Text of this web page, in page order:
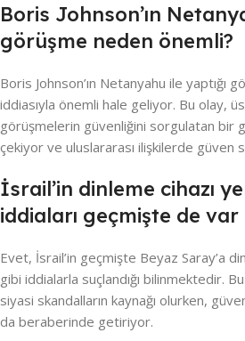
Boris Johnson’ın
görüşme neden önemli?
Boris Johnson’ın Netanyahu ile yaptığı
iddiasıyla önemli hale geliyor. Bu olay,
görüşmelerin güvenliğini sorgulatan bir
çekiyor ve uluslararası ilişkilerde güven
İsrail’in dinleme cihazı
iddiaları geçmişte de var
Evet, İsrail’in geçmişte Beyaz Saray’a
gibi iddialarla suçlandığı bilinmektedir.
siyasi skandalların kaynağı olurken,
da beraberinde getiriyor.